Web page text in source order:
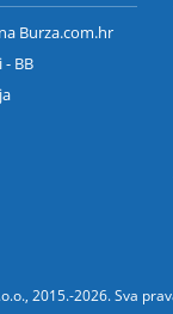
Burza.com.hr
BB
2015.-2026. Sva